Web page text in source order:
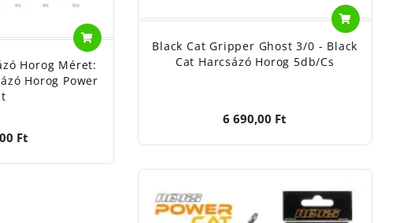
Horog Méret:
Horog Power
Ft
Black Cat Gripper Ghost 3/0 - Black
Cat Harcsázó Horog 5db/cs
6 690,00 Ft